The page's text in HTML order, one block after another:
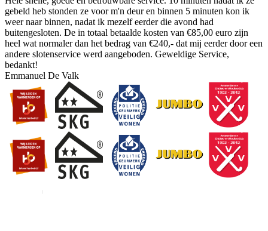
gebeld heb stonden ze voor m'n deur en binnen 5 minuten kon ik
weer naar binnen, nadat ik mezelf eerder die avond had
buitengesloten. De in totaal betaalde kosten van €85,00 euro zijn
heel wat normaler dan het bedrag van €240,- dat mij eerder door een
andere slotenservice werd aangeboden. Geweldige Service,
bedankt!
Emmanuel De Valk